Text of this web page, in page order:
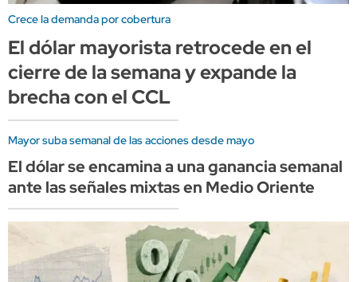
Crece la demanda por cobertura
El dólar mayorista retrocede en el
cierre de la semana y expande la
brecha con el CCL
Mayor suba semanal de las acciones desde mayo
El dólar se encamina a una ganancia semanal
ante las señales mixtas en Medio Oriente